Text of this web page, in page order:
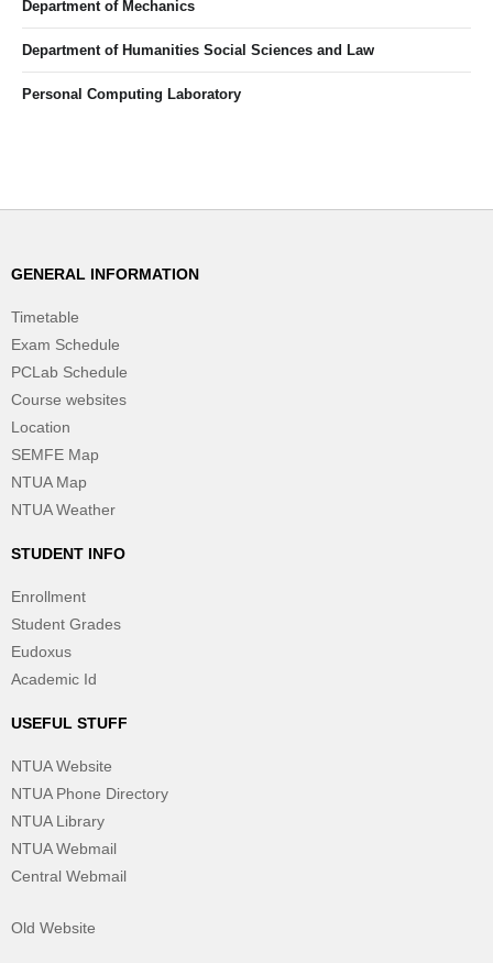
Department of Mechanics
Department of Humanities Social Sciences and Law
Personal Computing Laboratory
GENERAL INFORMATION
Timetable
Exam Schedule
PCLab Schedule
Course websites
Location
SEMFE Map
NTUA Map
NTUA Weather
STUDENT INFO
Enrollment
Student Grades
Eudoxus
Academic Id
USEFUL STUFF
NTUA Website
NTUA Phone Directory
NTUA Library
NTUA Webmail
Central Webmail
Old Website